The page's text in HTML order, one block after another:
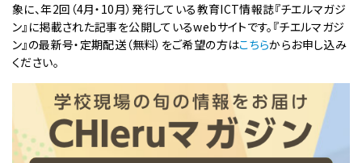
象に、年2回（4月・10月）発行している教育ICT情報誌『チエルマガジ
ン』に掲載された記事を公開しているwebサイトです。『チエルマガジ
ン』の最新号・定期配送（無料）をご希望の方はこちらからお申し込み
ください。